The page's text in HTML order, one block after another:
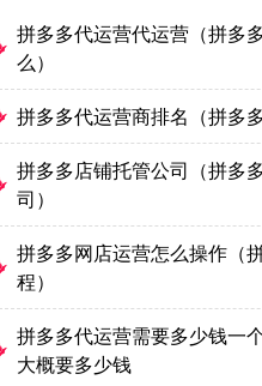
拼多多代运营代运营（拼多
么）
拼多多代运营商排名（拼多
拼多多店铺托管公司（拼多
司）
拼多多网店运营怎么操作（
程）
拼多多代运营需要多少钱一
大概要多少钱